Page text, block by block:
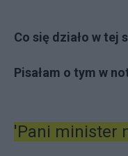
Co się działo w tej
Pisałam o tym w
'Pani minister